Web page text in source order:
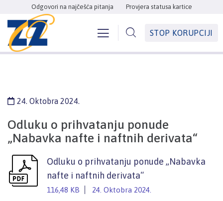
Odgovori na najčešća pitanja Provjera statusa kartice
STOP KORUPCIJI
24. Oktobra 2024.
Odluku o prihvatanju ponude
„Nabavka nafte i naftnih derivata“
Odluku o prihvatanju ponude „Nabavka
nafte i naftnih derivata“
116,48 KB 24. Oktobra 2024.